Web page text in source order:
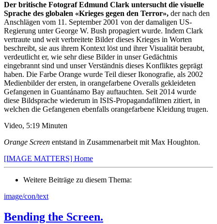
Der britische Fotograf Edmund Clark untersucht die visuelle
Sprache des globalen «Krieges gegen den Terror», der nach den
Anschlägen vom 11. September 2001 von der damaligen US-
Regierung unter George W. Bush propagiert wurde. Indem Clark
vertraute und weit verbreitete Bilder dieses Krieges in Worten
beschreibt, sie aus ihrem Kontext löst und ihrer Visualität beraubt,
verdeutlicht er, wie sehr diese Bilder in unser Gedächtnis
eingebrannt sind und unser Verständnis dieses Konfliktes geprägt
haben. Die Farbe Orange wurde Teil dieser Ikonografie, als 2002
Medienbilder der ersten, in orangefarbene Overalls gekleideten
Gefangenen in Guantánamo Bay auftauchten. Seit 2014 wurde
diese Bildsprache wiederum in ISIS-Propagandafilmen zitiert, in
welchen die Gefangenen ebenfalls orangefarbene Kleidung trugen.
Video, 5:19 Minuten
Orange Screen entstand in Zusammenarbeit mit Max Houghton.
[IMAGE MATTERS] Home
Weitere Beiträge zu diesem Thema:
image/con/text
Bending the Screen.